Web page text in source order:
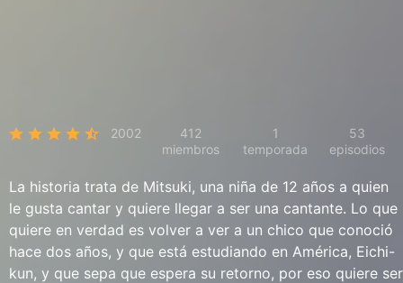
2002
412
miembros
1
temporada
53
episodios
La historia trata de Mitsuki, una niña de 12 años a quien
le gusta cantar y quiere llegar a ser una cantante. Lo que
quiere en verdad es volver a ver a un chico que conoció
hace dos años, y que está estudiando en América, Eichi-
kun, y que sepa que espera su retorno, por eso quiere ser